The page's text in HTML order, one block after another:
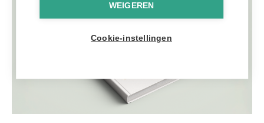
WEIGEREN
Cookie-instellingen